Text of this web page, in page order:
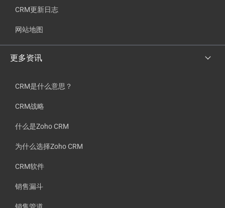
CRM更新日志
网站地图
更多资讯
CRM是什么意思？
CRM战略
什么是Zoho CRM
为什么选择Zoho CRM
CRM软件
销售漏斗
销售管道